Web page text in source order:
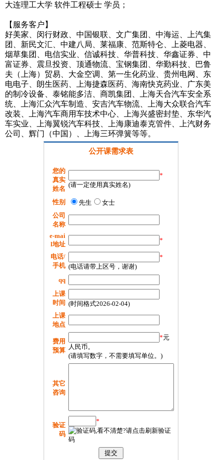
大连理工大学 软件工程硕士 学员；
【服务客户】
好美家、闵行财政、中国银联、文广集团、中海运、上汽集
团、新民文汇、中建八局、莱福康、范斯特仑、上菱电器、
烟草集团、电信实业、信诚科技、华普科技、华鑫证券、中
富证券、震旦投资、顶通物流、宝钢集团、华勤科技、巴鲁
夫（上海）贸易、大金空调、第一生化药业、贵州电网、东
电电子、朗生医药、上海捷森医药、海南快克药业、广东美
的制冷设备、泰铭能多洁、商凯集团、上海天合汽车安全系
统、上海汇众汽车制造、安吉汽车物流、上海大众联合汽车
改装、上海汽车商用车技术中心、上海兴盛密封垫、东华汽
车实业、上海翼锐汽车科技、上海康迪泰克管件、上汽财务
公司、辉门（中国）、上海三环弹簧等等。
公开课需求表
您的
真实
姓名
*
(请一定使用真实姓名)
性别 先生
女士
公司
名称
e-mai
l地址
*
电话/
手机
*
(电话请带上区号，谢谢)
qq
上课
时间 (时间格式2026-02-04)
上课
地点
费用
预算
*元
人民币。
(请填写数字，不需要填写单位。)
其它
咨询
验证
码
*